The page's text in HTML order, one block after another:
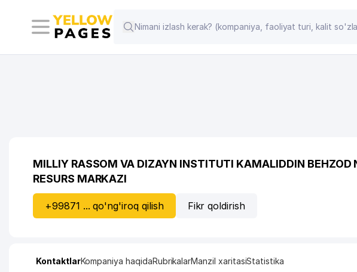
MILLIY RASSOM VA DIZAYN INSTITUTI KAMALIDDIN BEHZOD
RESURS MARKAZI
+99871 ... qo'ng'iroq qilish Fikr qoldirish
KontaktlarKompaniya haqidaRubrikalarManzil xaritasiStatistika